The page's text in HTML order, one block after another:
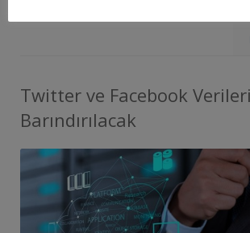
Twitter ve Facebook
Barındırılacak